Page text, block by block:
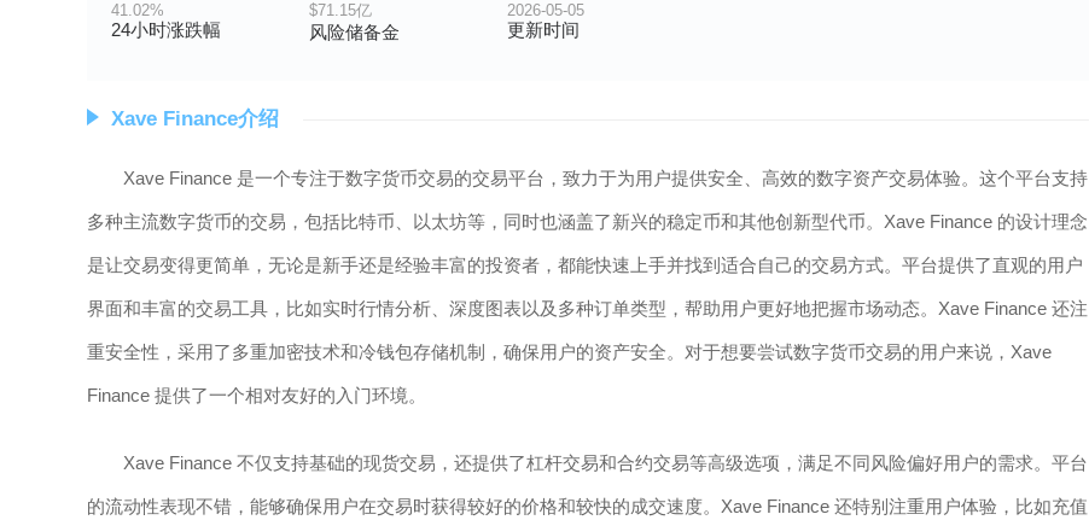
41.02%
24小时涨跌幅
$71.15亿
风险储备金
2026-05-05
更新时间
Xave Finance介绍
Xave Finance 是一个专注于数字货币交易的交易平台，致力于为用户提供安全、高效的数字资产交易体验。这个平台支持
多种主流数字货币的交易，包括比特币、以太坊等，同时也涵盖了新兴的稳定币和其他创新型代币。Xave Finance 的设计理念
是让交易变得更简单，无论是新手还是经验丰富的投资者，都能快速上手并找到适合自己的交易方式。平台提供了直观的用户
界面和丰富的交易工具，比如实时行情分析、深度图表以及多种订单类型，帮助用户更好地把握市场动态。Xave Finance 还注
重安全性，采用了多重加密技术和冷钱包存储机制，确保用户的资产安全。对于想要尝试数字货币交易的用户来说，Xave
Finance 提供了一个相对友好的入门环境。
Xave Finance 不仅支持基础的现货交易，还提供了杠杆交易和合约交易等高级选项，满足不同风险偏好用户的需求。平台
的流动性表现不错，能够确保用户在交易时获得较好的价格和较快的成交速度。Xave Finance 还特别注重用户体验，比如充值